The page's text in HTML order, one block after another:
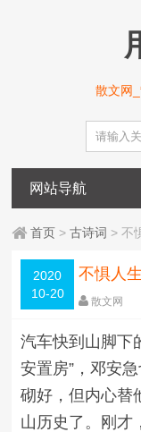
散文网
网站导航
首页 >古诗词 > 不
2020
10-20
不惧人
散文网
字体： 大
汽车快到山脚下
安置房”，邓安
砌好，但内心替
山历史了。刚才